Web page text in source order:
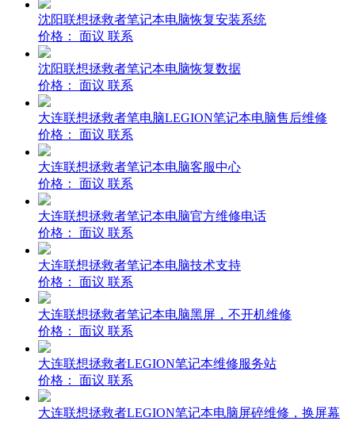
沈阳联想拯救者笔记本电脑恢复安装系统
价格： 面议 联系
沈阳联想拯救者笔记本电脑恢复数据
价格： 面议 联系
大连联想拯救者笔电脑LEGION笔记本电脑售后维修
价格： 面议 联系
大连联想拯救者笔记本电脑客服中心
价格： 面议 联系
大连联想拯救者笔记本电脑官方维修电话
价格： 面议 联系
大连联想拯救者笔记本电脑技术支持
价格： 面议 联系
大连联想拯救者笔记本电脑黑屏，不开机维修
价格： 面议 联系
大连联想拯救者LEGION笔记本维修服务站
价格： 面议 联系
大连联想拯救者LEGION笔记本电脑屏碎维修，换屏幕